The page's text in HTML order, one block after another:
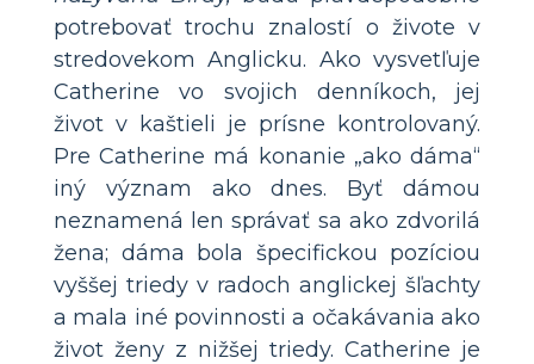
potrebovať trochu znalostí o živote v
stredovekom Anglicku. Ako vysvetľuje
Catherine vo svojich denníkoch, jej
život v kaštieli je prísne kontrolovaný.
Pre Catherine má konanie „ako dáma“
iný význam ako dnes. Byť dámou
neznamená len správať sa ako zdvorilá
žena; dáma bola špecifickou pozíciou
vyššej triedy v radoch anglickej šľachty
a mala iné povinnosti a očakávania ako
život ženy z nižšej triedy. Catherine je